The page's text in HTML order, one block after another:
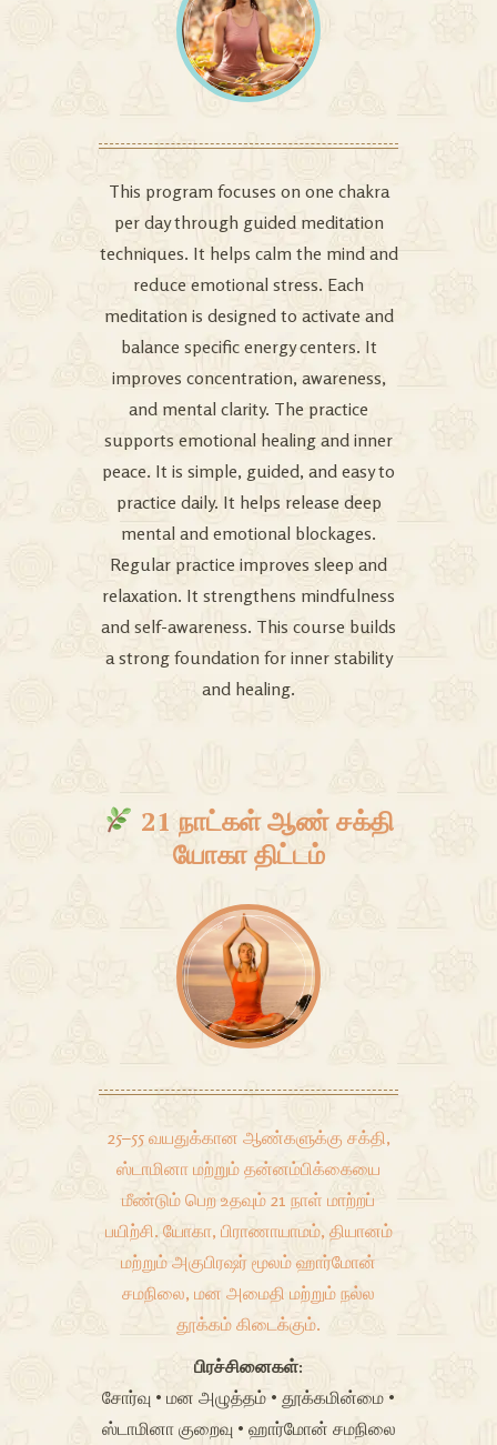
This program focuses on one chakra
per day through guided meditation
techniques. It helps calm the mind and
reduce emotional stress. Each
meditation is designed to activate and
balance specific energy centers. It
improves concentration, awareness,
and mental clarity. The practice
supports emotional healing and inner
peace. It is simple, guided, and easy to
practice daily. It helps release deep
mental and emotional blockages.
Regular practice improves sleep and
relaxation. It strengthens mindfulness
and self-awareness. This course builds
a strong foundation for inner stability
and healing.
21 நாட்கள் ஆண் சக்தி
யோகா திட்டம்
25–55 வயதுக்கான ஆண்களுக்கு சக்தி,
ஸ்டாமினா மற்றும் தன்னம்பிக்கையை
மீண்டும் பெற உதவும் 21 நாள் மாற்றப்
பயிற்சி. யோகா, பிராணாயாமம், தியானம்
மற்றும் அகுபிரஷர் மூலம் ஹார்மோன்
சமநிலை, மன அமைதி மற்றும் நல்ல
தூக்கம் கிடைக்கும்.
பிரச்சினைகள்:
சோர்வு • மன அழுத்தம் • தூக்கமின்மை •
ஸ்டாமினா குறைவு • ஹார்மோன் சமநிலை